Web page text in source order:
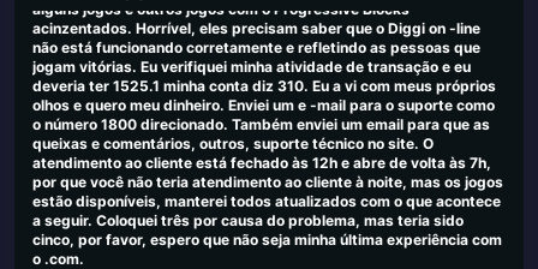
alguns jogos e outros jogos com o Progressive Blocks
acinzentados. Horrível, eles precisam saber que o Diggi on -line
não está funcionando corretamente e refletindo as pessoas que
jogam vitórias. Eu verifiquei minha atividade de transação e eu
deveria ter 1525.1 minha conta diz 310. Eu a vi com meus próprios
olhos e quero meu dinheiro. Enviei um e -mail para o suporte como
o número 1800 direcionado. Também enviei um email para que as
queixas e comentários, outros, suporte técnico no site. O
atendimento ao cliente está fechado às 12h e abre de volta às 7h,
por que você não teria atendimento ao cliente à noite, mas os jogos
estão disponíveis, manterei todos atualizados com o que acontece
a seguir. Coloquei três por causa do problema, mas teria sido
cinco, por favor, espero que não seja minha última experiência com
o .com.